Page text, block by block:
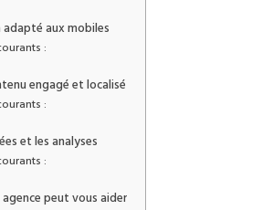
aux mobiles
:
engagé et localisé
:
et les analyses
:
peut vous aider